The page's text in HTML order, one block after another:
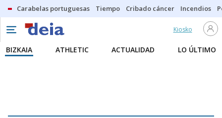
Carabelas portuguesas Tiempo Cribado cáncer Incendios
Kiosko
BIZKAIA ATHLETIC ACTUALIDAD LO ÚLTIMO